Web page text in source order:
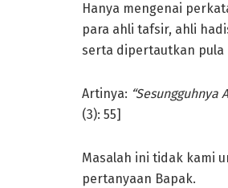
Hanya mengenai
para ahli tafsir, ahli
serta dipertautkan pula
Artinya:
(3): 55]
Masalah ini tidak kami
pertanyaan Bapak.